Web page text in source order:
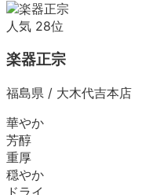
人気 28位
楽器正宗
福島県 / 大木代吉本店
華やか
芳醇
重厚
穏やか